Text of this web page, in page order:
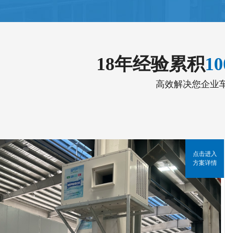
18年经验累积
高效解决您企业
点击进入
方案详情